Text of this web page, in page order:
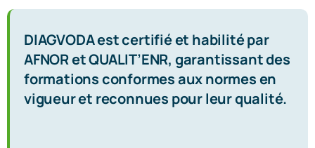
DIAGVODA est certifié et habilité par
AFNOR et QUALIT’ENR, garantissant des
formations conformes aux normes en
vigueur et reconnues pour leur qualité.